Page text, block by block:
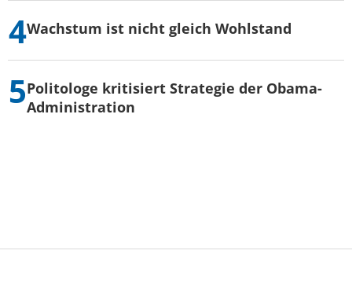
Wachstum ist nicht gleich Wohlstand
Politologe kritisiert Strategie der Obama-
Administration